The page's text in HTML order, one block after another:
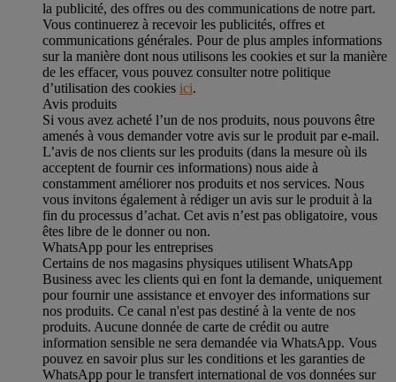
la publicité, des offres ou des communications de notre part.
Vous continuerez à recevoir les publicités, offres et
communications générales. Pour de plus amples informations
sur la manière dont nous utilisons les cookies et sur la manière
de les effacer, vous pouvez consulter notre politique
d’utilisation des cookies ici.
Avis produits
Si vous avez acheté l’un de nos produits, nous pouvons être
amenés à vous demander votre avis sur le produit par e-mail.
L’avis de nos clients sur les produits (dans la mesure où ils
acceptent de fournir ces informations) nous aide à
constamment améliorer nos produits et nos services. Nous
vous invitons également à rédiger un avis sur le produit à la
fin du processus d’achat. Cet avis n’est pas obligatoire, vous
êtes libre de le donner ou non.
WhatsApp pour les entreprises
Certains de nos magasins physiques utilisent WhatsApp
Business avec les clients qui en font la demande, uniquement
pour fournir une assistance et envoyer des informations sur
nos produits. Ce canal n'est pas destiné à la vente de nos
produits. Aucune donnée de carte de crédit ou autre
information sensible ne sera demandée via WhatsApp. Vous
pouvez en savoir plus sur les conditions et les garanties de
WhatsApp pour le transfert international de vos données sur